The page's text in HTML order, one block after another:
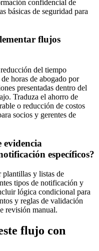
confidencial de
básicas de seguridad para
flujos
del tiempo
horas de abogado por
presentadas dentro del
Traduza el ahorro de
o reducción de costos
socios y gerentes de
evidencia
específicos?
plantillas y listas de
tipos de notificación y
lógica condicional para
y reglas de validación
revisión manual.
flujo con